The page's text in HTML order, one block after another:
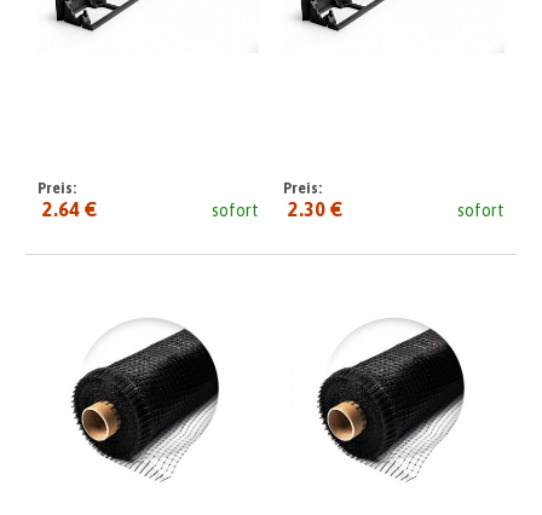
sofort
Preis:
2.64 € sofort
Preis:
2.30 €